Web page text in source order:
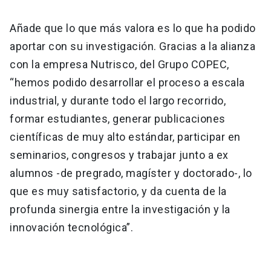
Añade que lo que más valora es lo que ha podido
aportar con su investigación. Gracias a la alianza
con la empresa Nutrisco, del Grupo COPEC,
“hemos podido desarrollar el proceso a escala
industrial, y durante todo el largo recorrido,
formar estudiantes, generar publicaciones
científicas de muy alto estándar, participar en
seminarios, congresos y trabajar junto a ex
alumnos -de pregrado, magíster y doctorado-, lo
que es muy satisfactorio, y da cuenta de la
profunda sinergia entre la investigación y la
innovación tecnológica”.